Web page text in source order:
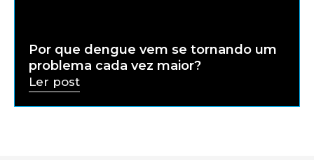
Por que dengue vem se tornando um
problema cada vez maior?
Ler post